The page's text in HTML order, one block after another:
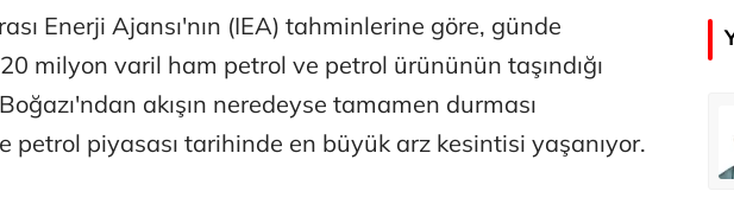
Enerji Ajansı'nın (IEA) tahminlerine göre, günde
milyon varil ham petrol ve petrol ürününün taşındığı
akışın neredeyse tamamen durması
petrol piyasası tarihinde en büyük arz kesintisi yaşanıyor.
Atilay Kandemir
Mağaza açılışı
Özay Şendir
Türkiye’nin görünmez başarısı…